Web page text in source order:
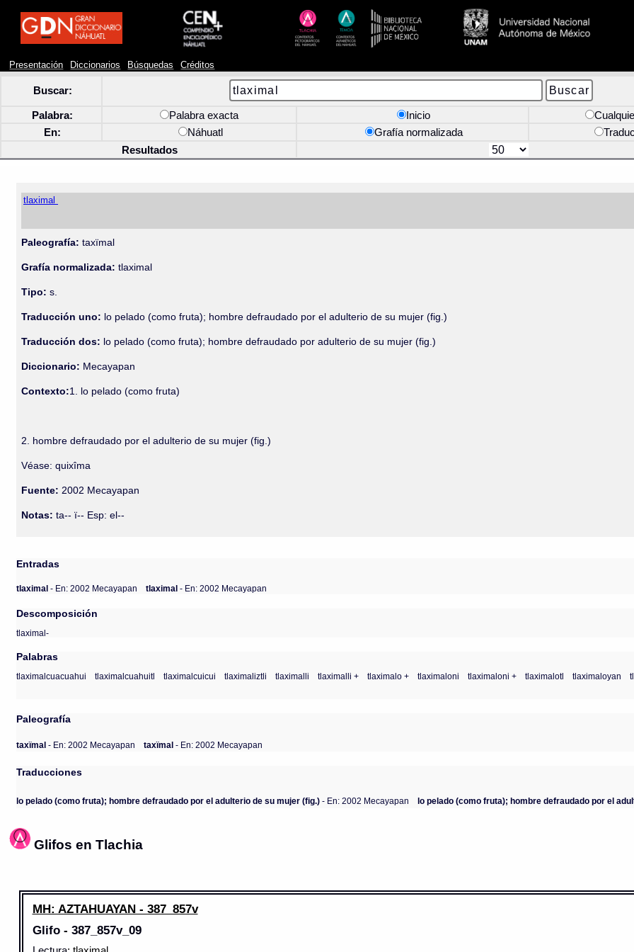
Presentación Diccionarios Búsquedas Créditos
Buscar:
Palabra: Palabra exacta Inicio
En:
Náhuatl Grafía normalizada
Resultados
tlaximal
Paleografía: taxïmal
Grafía normalizada: tlaximal
Tipo: s.
Traducción uno: lo pelado (como fruta); hombre defraudado por el adulterio de su mujer (fig.)
Traducción dos: lo pelado (como fruta); hombre defraudado por adulterio de su mujer (fig.)
Diccionario: Mecayapan
Contexto:1. lo pelado (como fruta)
2. hombre defraudado por el adulterio de su mujer (fig.)
Véase: quixîma
Fuente: 2002 Mecayapan
Notas: ta-- ï-- Esp: el--
Entradas
tlaximal- En: 2002 Mecayapan tlaximal- En: 2002 Mecayapan
Descomposición
tlaximal-
Palabras
tlaximalcuacuahui tlaximalcuahuitl tlaximalcuicui tlaximaliztli tlaximalli tlaximalli + tlaximalo + tlaximaloni tlaximaloni + tlaximalotl tlaximaloyan
Paleografía
taxïmal - En: 2002 Mecayapan taxïmal - En: 2002 Mecayapan
Traducciones
lo pelado (como fruta); hombre defraudado por el adulterio de su mujer (fig.) - En: 2002 Mecayapan lo pelado (como fruta); hombre defraudado por el
Glifos en Tlachia
MH: AZTAHUAYAN - 387_857v
Glifo - 387_857v_09